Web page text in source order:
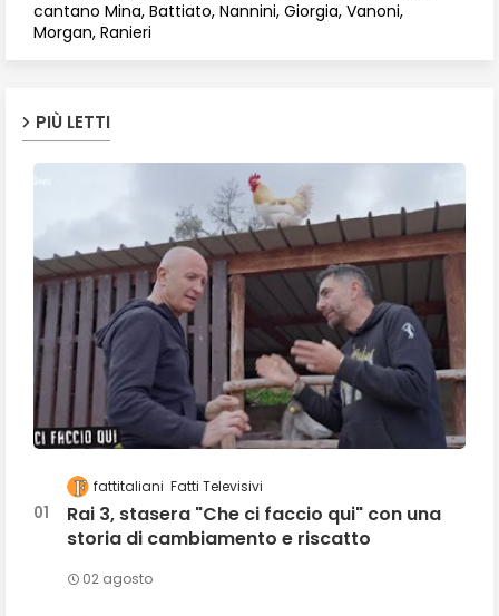
cantano Mina, Battiato, Nannini, Giorgia, Vanoni,
Morgan, Ranieri
PIÙ LETTI
fattitaliani Fatti Televisivi
Rai 3, stasera "Che ci faccio qui" con una
storia di cambiamento e riscatto
02 agosto